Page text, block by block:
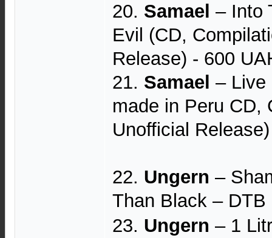
20. Samael – Into
Evil (CD,
Release) - 600
21. Samael – Live
made in Peru CD,
Unofficial
22. Ungern –
Than Black – DTB
23. Ungern – 1